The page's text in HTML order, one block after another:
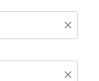
close
close